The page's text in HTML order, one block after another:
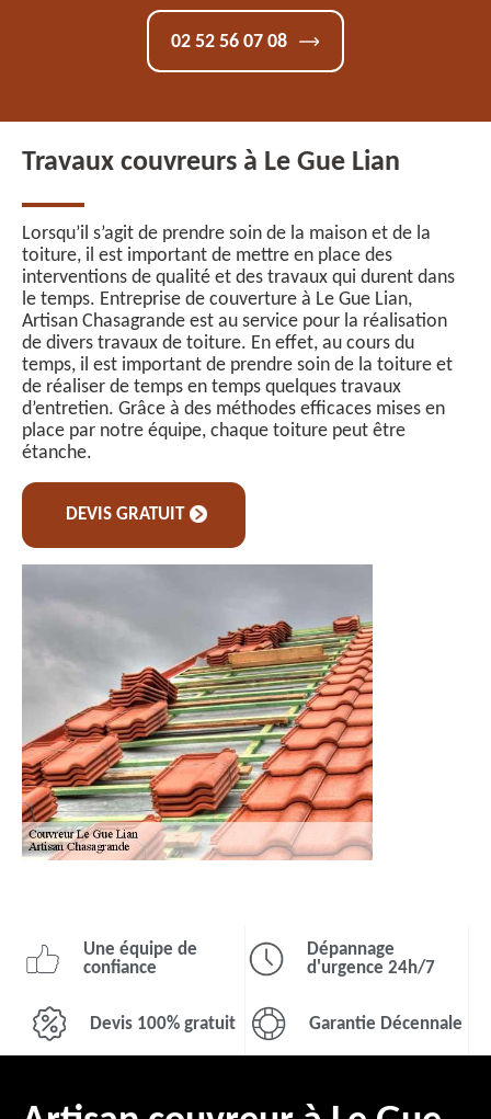
02 52 56 07 08
Travaux couvreurs à Le Gue Lian
Lorsqu’il s’agit de prendre soin de la maison et de la
toiture, il est important de mettre en place des
interventions de qualité et des travaux qui durent dans
le temps. Entreprise de couverture à Le Gue Lian,
Artisan Chasagrande est au service pour la réalisation
de divers travaux de toiture. En effet, au cours du
temps, il est important de prendre soin de la toiture et
de réaliser de temps en temps quelques travaux
d’entretien. Grâce à des méthodes efficaces mises en
place par notre équipe, chaque toiture peut être
étanche.
DEVIS GRATUIT
Une équipe de
confiance
Dépannage
d'urgence 24h/7
Devis 100% gratuit Garantie Décennale